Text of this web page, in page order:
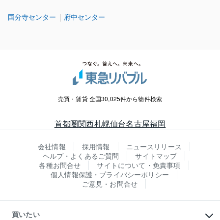
国分寺センター 府中センター
売買・賃貸 全国30,025件から物件検索
首都圏関西札幌仙台名古屋福岡
会社情報 採用情報
ニュースリリース
ヘルプ・よくあるご質問
サイトマップ
各種お問合せ
サイトについて・免責事項
個人情報保護・プライバシーポリシー
ご意見・お問合せ
買いたい